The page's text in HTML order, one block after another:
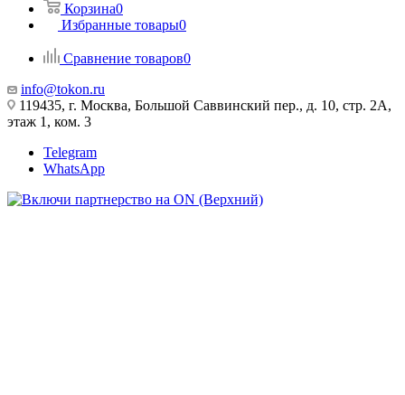
Корзина0
Избранные товары0
Сравнение товаров0
info@tokon.ru
119435, г. Москва, Большой Саввинский пер., д. 10, стр. 2А,
этаж 1, ком. 3
Telegram
WhatsApp